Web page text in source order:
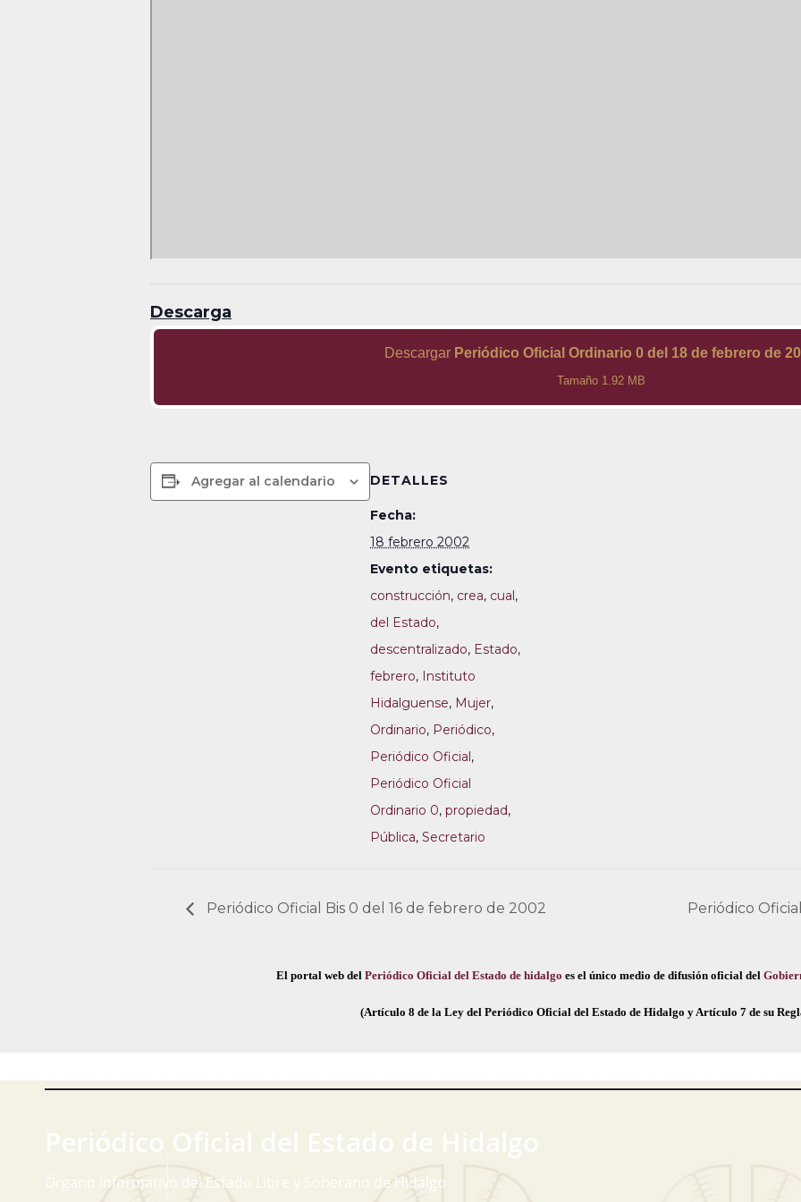
Descarga
Descargar Periódico Oficial Ordinario 0 del 18 de febrero de
Tamaño 1.92 MB
Agregar al calendario DETALLES
Fecha:
18 febrero 2002
Evento etiquetas:
construcción, crea, cual,
del Estado,
descentralizado, Estado,
febrero, Instituto
Hidalguense, Mujer,
Ordinario, Periódico,
Periódico Oficial,
Periódico Oficial
Ordinario 0, propiedad,
Pública, Secretario
Periódico Oficial Bis 0 del 16 de febrero de 2002 Periódico
El portal web del Periódico Oficial del Estado de hidalgo es el único medio de difusión oficial del
(Artículo 8 de la Ley del Periódico Oficial del Estado de Hidalgo y Artículo 7 de su
Periódico Oficial del Estado de Hidalgo
Órgano informativo del Estado Libre y Soberano de Hidalgo